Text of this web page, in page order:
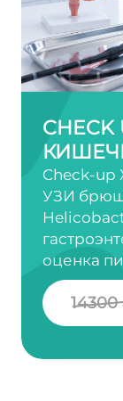
Check-up
УЗИ
оценка
14300